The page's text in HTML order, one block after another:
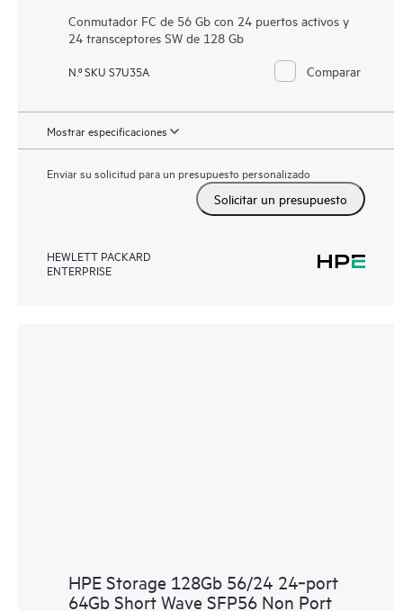
Conmutador FC de 56 Gb con 24 puertos activos y
24 transceptores SW de 128 Gb
N.º SKU S7U35A Comparar
Mostrar especificaciones
Enviar su solicitud para un presupuesto personalizado
Solicitar un presupuesto
HEWLETT PACKARD
ENTERPRISE
HPE Storage 128Gb 56/24 24‑port
64Gb Short Wave SFP56 Non Port